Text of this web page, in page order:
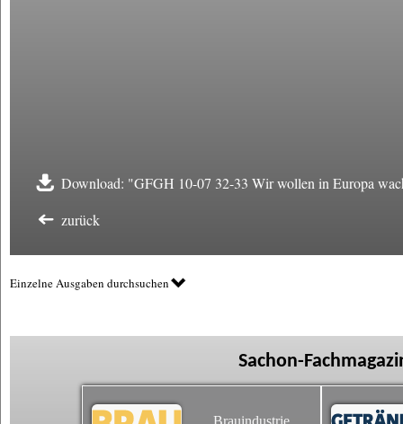
Download: "GFGH 10-07 32-33 Wir wollen in Europa
zurück
Einzelne Ausgaben durchsuchen
Sachon-
Brauindustrie